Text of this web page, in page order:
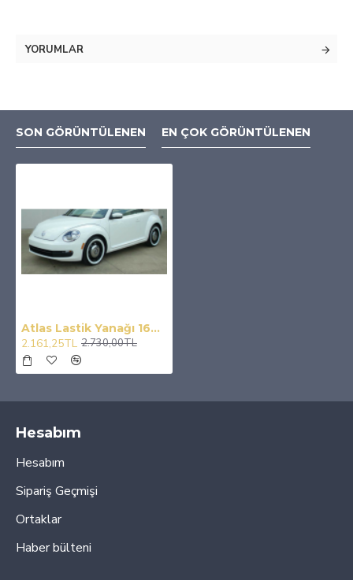
YORUMLAR
SON GÖRÜNTÜLENEN EN ÇOK GÖRÜNTÜLENEN
Atlas Lastik Yanağı 16X Jant Siyah Beyaz
2.161,25TL 2.730,00TL
Hesabım
Hesabım
Sipariş Geçmişi
Ortaklar
Haber bülteni